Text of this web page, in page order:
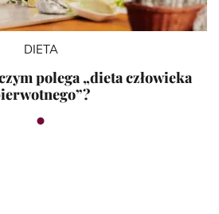
DIETA
polega „dieta człowieka